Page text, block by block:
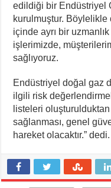
edildiği bir Endüstriyel
kurulmuştur.
içinde ayrı bir
işlerimizde,
sağlıyoruz.
Endüstriyel doğal gaz
ilgili risk
listeleri oluşturulduktan
sağlanması, genel
hareket olacaktır.” dedi.